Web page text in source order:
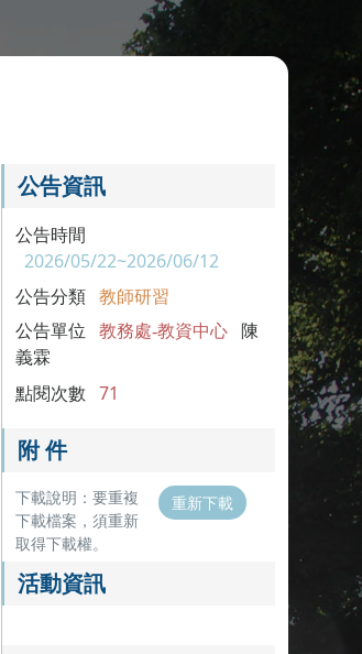
公告資訊
公告時間
2026/05/22~2026/06/12
公告分類 教師研習
公告單位 教務處-教資中心
陳
義霖
點閱次數 71
附 件
下載說明：要重複
下載檔案，須重新
取得下載權。
重新下載
活動資訊